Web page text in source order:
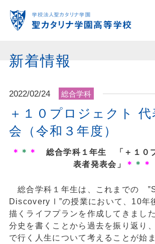
新着情報
2022/02/24 総合学科
＋１０プロジェクト 代
会（令和３年度）
＊ ＊ ＊
総合学科１年生 「＋１０
表者発表会」
＊ ＊ ＊
総合学科１年生は、これまでの
DiscoveryⅠ”の授業において、10年
描くライフプランを作成してきまし
分史を書くことから過去を振り返り
で行く人生について考えることが始